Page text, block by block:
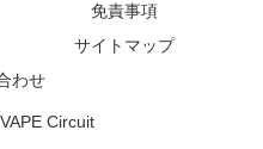
免責事項
サイトマップ
わせ
Circuit